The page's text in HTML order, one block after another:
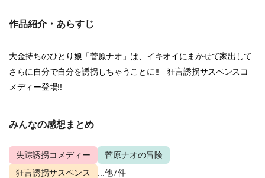
作品紹介・あらすじ
大金持ちのひとり娘「菅原ナオ」は、イキオイにまかせて家出して
さらに自分で自分を誘拐しちゃうことに!! 狂言誘拐サスペンスコ
メディー登場!!
みんなの感想まとめ
失踪誘拐コメディー
菅原ナオの冒険
狂言誘拐サスペンス
...他7件